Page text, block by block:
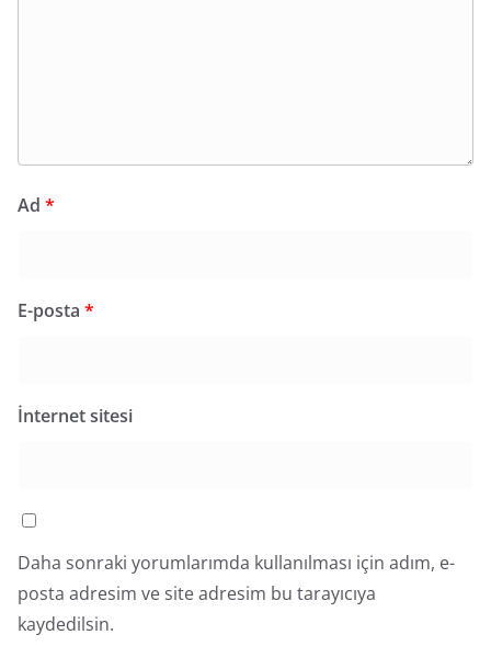
Ad *
E-posta *
İnternet sitesi
Daha sonraki yorumlarımda kullanılması için adım, e-
posta adresim ve site adresim bu tarayıcıya
kaydedilsin.